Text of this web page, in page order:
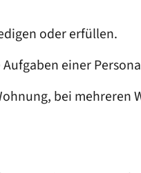
oder erfüllen.
einer
bei